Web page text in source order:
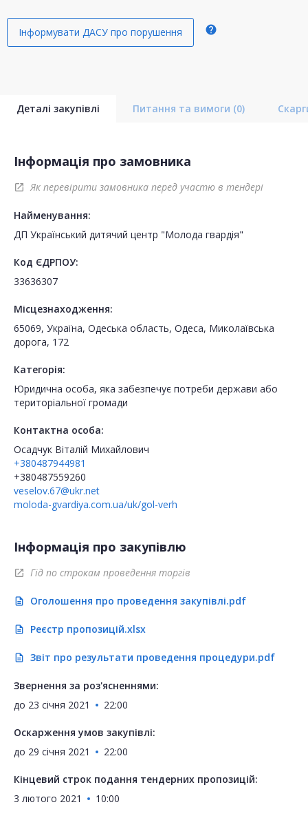
Інформувати ДАСУ про порушення help
Деталі закупівлі Питання та вимоги (0)
Інформація про замовника
open_in_new Як перевірити замовника перед участю в тендері
Найменування:
ДП Український дитячий центр "Молода гвардія"
Код ЄДРПОУ:
33636307
Місцезнаходження:
65069, Україна, Одеська область, Одеса, Миколаївська
дорога, 172
Категорія:
Юридична особа, яка забезпечує потреби держави або
територіальної громади
Контактна особа:
Осадчук Віталій Михайлович
+380487944981
+380487559260
veselov.67@ukr.net
moloda-gvardiya.com.ua/uk/gol-verh
Інформація про закупівлю
open_in_new Гід по строкам проведення торгів
description Оголошення про проведення закупівлі.pdf
description Реєстр пропозицій.xlsx
description Звіт про результати проведення процедури.pdf
Звернення за роз'ясненнями:
до 23 січня 2021 22:00
Оскарження умов закупівлі:
до 29 січня 2021 22:00
Кінцевий строк подання тендерних пропозицій:
3 лютого 2021
10:00